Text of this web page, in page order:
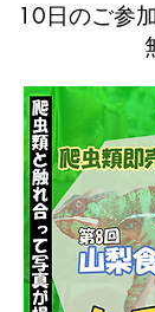
10日のご参